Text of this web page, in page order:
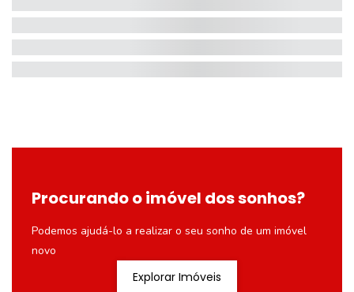
Procurando o imóvel dos sonhos?
Podemos ajudá-lo a realizar o seu sonho de um imóvel
novo
Explorar Imóveis